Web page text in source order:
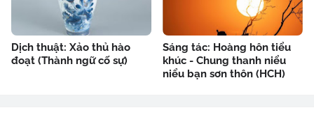
Dịch thuật: Xảo thủ hào
đoạt (Thành ngữ cố sự)
Sáng tác: Hoàng hôn tiểu
khúc - Chung thanh niểu
niểu bạn sơn thôn (HCH)